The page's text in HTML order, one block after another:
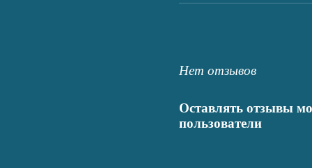
Нет отзывов
Оставлять отзывы
пользователи